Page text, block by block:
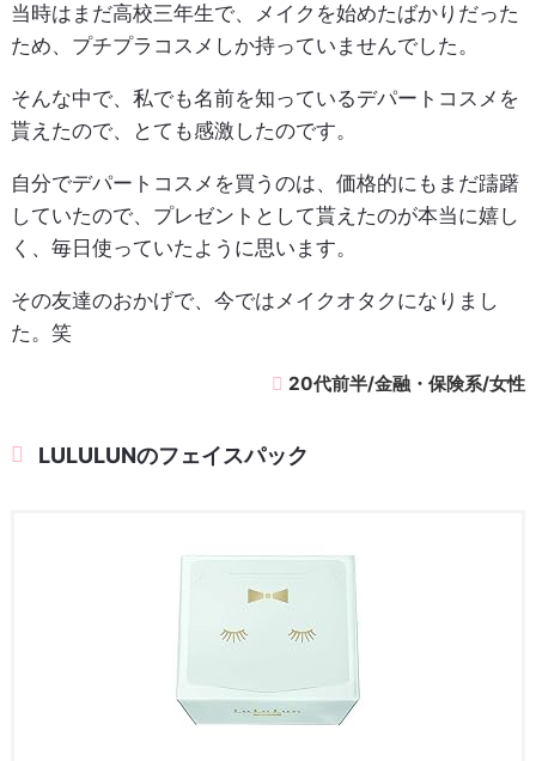
当時はまだ高校三年生で、メイクを始めたばかりだった
ため、プチプラコスメしか持っていませんでした。
そんな中で、私でも名前を知っているデパートコスメを
貰えたので、とても感激したのです。
自分でデパートコスメを買うのは、価格的にもまだ躊躇
していたので、プレゼントとして貰えたのが本当に嬉し
く、毎日使っていたように思います。
その友達のおかげで、今ではメイクオタクになりまし
た。笑
20代前半/金融・保険系/女性
LULULUNのフェイスパック